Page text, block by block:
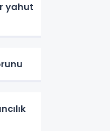
yahut